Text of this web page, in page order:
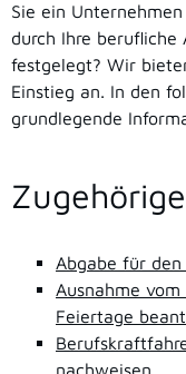
Sie ein
durch Ihre berufliche
festgelegt? Wir
Einstieg an. In den
grundlegende
Abgabe für
Ausnahme
Feiertage